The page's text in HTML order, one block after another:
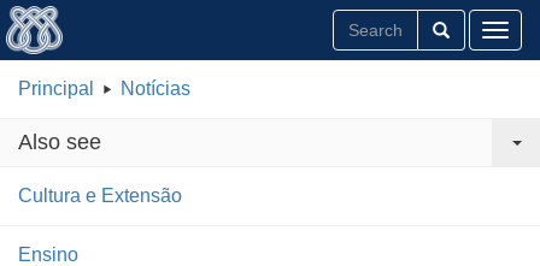
Principal Notícias
Also see
Cultura e Extensão
Ensino